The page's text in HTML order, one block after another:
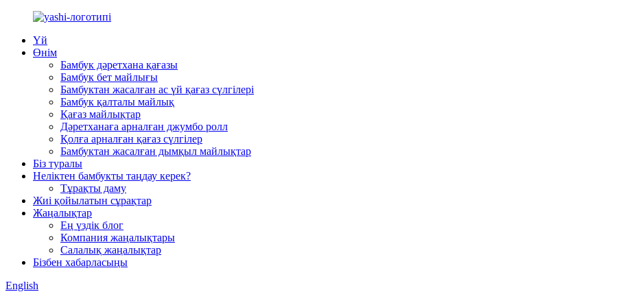
Үй
Өнім
Бамбук дәретхана қағазы
Бамбук бет майлығы
Бамбуктан жасалған ас үй қағаз сүлгілері
Бамбук қалталы майлық
Қағаз майлықтар
Дәретханаға арналған джумбо ролл
Қолға арналған қағаз сүлгілер
Бамбуктан жасалған дымқыл майлықтар
Біз туралы
Неліктен бамбукты таңдау керек?
Тұрақты даму
Жиі қойылатын сұрақтар
Жаңалықтар
Ең үздік блог
Компания жаңалықтары
Салалық жаңалықтар
Бізбен хабарласыңы
English